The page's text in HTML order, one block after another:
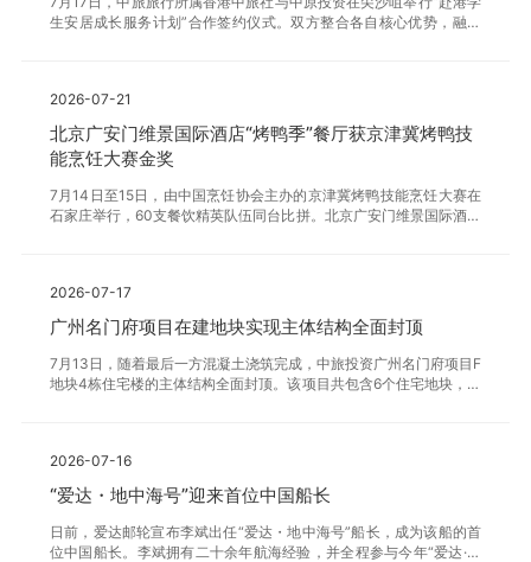
生安居成长服务计划”合作签约仪式。双方整合各自核心优势，融合
势，针对内地赴港学生实际需求，推出A、B、C三级阶梯式服务包，
涵盖证件办理、校园融入、职场成长等全维度服务，全方位适配学生
不同阶段需求。中原投资旗下CampusOne Communities2026年预
计运营近2000个优质宿位，提供安全合规的居住保障。双方通过“硬
2026-07-21
北京广安门维景国际酒店“烤鸭季”餐厅获京津冀烤鸭技
能烹饪大赛金奖
7月14日至15日，由中国烹饪协会主办的京津冀烤鸭技能烹饪大赛在
石家庄举行，60支餐饮精英队伍同台比拼。北京广安门维景国际酒店
大维度开展综合评审，既考验烤鸭传统技法功底，又鼓励贴合现代消
费的菜品创新，全方位检验参赛团队的综合专业能力。为备战本次大
赛，“烤鸭季”团队反复调试晾鸭、控温、片鸭全流程标准，深挖京味
烤鸭传统底蕴；同时创新研发烤鸭佐餐凉菜、特色点心、精美摆盘，
平衡传统风味与市场大众用餐需求。比赛现场，团队成员
2026-07-17
广州名门府项目在建地块实现主体结构全面封顶
7月13日，随着最后一方混凝土浇筑完成，中旅投资广州名门府项目F
地块4栋住宅楼的主体结构全面封顶。该项目共包含6个住宅地块，其
密配合、高效联动，克服了场地条件复杂、工序穿插频繁等诸多挑
战，最终顺利实现同步推进、按期封顶的目标，展现了团队的专业能
力与执行力。自E、F地块开工以来，项目已累计获得QC成果国家级
奖2项、省部级奖9项、地级市奖9项，发表论文17篇，拆改加固补桩
技术获省建协科学技术奖1项，BIM国家级
2026-07-16
“爱达・地中海号”迎来首位中国船长
日前，爱达邮轮宣布李斌出任“爱达・地中海号”船长，成为该船的首
位中国船长。李斌拥有二十余年航海经验，并全程参与今年“爱达·花